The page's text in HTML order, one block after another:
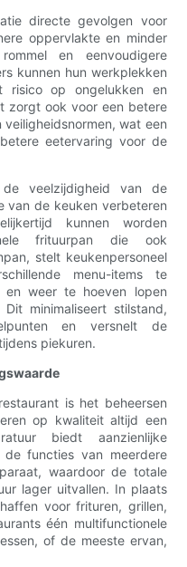
directe gevolgen voor
oppervlakte en minder
en eenvoudigere
kunnen hun werkplekken
risico op ongelukken en
zorgt ook voor een betere
wat een
eetervaring voor de
veelzijdigheid van de
van de keuken verbeteren
kunnen worden
frituurpan die ook
stelt keukenpersoneel
menu-items te
en weer te hoeven lopen
minimaliseert stilstand,
en versnelt de
piekuren.
is het beheersen
op kwaliteit altijd een
biedt aanzienlijke
functies van meerdere
waardoor de totale
lager uitvallen. In plaats
voor frituren, grillen,
één multifunctionele
of de meeste ervan,